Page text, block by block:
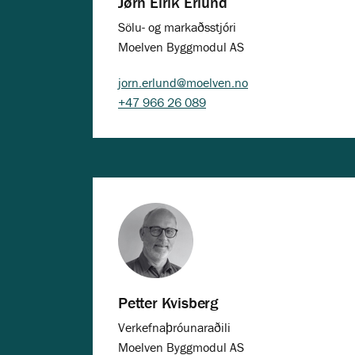
Sölu- og markaðsstjóri
Moelven Byggmodul AS
jorn.erlund@moelven.no
+47 966 26 089
Petter Kvisberg
Verkefnaþróunaraðili
Moelven Byggmodul AS